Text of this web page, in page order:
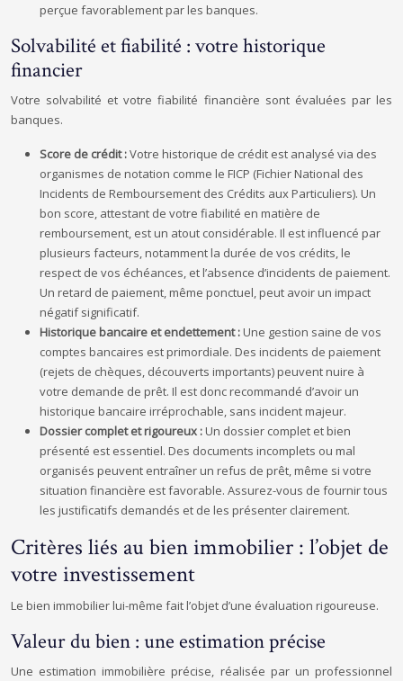
perçue favorablement par les banques.
Solvabilité et fiabilité : votre historique
financier
Votre solvabilité et votre fiabilité financière sont évaluées par les
banques.
Score de crédit :Votre historique de crédit est analysé via des
organismes de notation comme le FICP (Fichier National des
Incidents de Remboursement des Crédits aux Particuliers). Un
bon score, attestant de votre fiabilité en matière de
remboursement, est un atout considérable. Il est influencé par
plusieurs facteurs, notamment la durée de vos crédits, le
respect de vos échéances, et l’absence d’incidents de paiement.
Un retard de paiement, même ponctuel, peut avoir un impact
négatif significatif.
Historique bancaire et endettement :Une gestion saine de vos
comptes bancaires est primordiale. Des incidents de paiement
(rejets de chèques, découverts importants) peuvent nuire à
votre demande de prêt. Il est donc recommandé d’avoir un
historique bancaire irréprochable, sans incident majeur.
Dossier complet et rigoureux :Un dossier complet et bien
présenté est essentiel. Des documents incomplets ou mal
organisés peuvent entraîner un refus de prêt, même si votre
situation financière est favorable. Assurez-vous de fournir tous
les justificatifs demandés et de les présenter clairement.
Critères liés au bien immobilier : l’objet de
votre investissement
Le bien immobilier lui-même fait l’objet d’une évaluation rigoureuse.
Valeur du bien : une estimation précise
Une estimation immobilière précise, réalisée par un professionnel